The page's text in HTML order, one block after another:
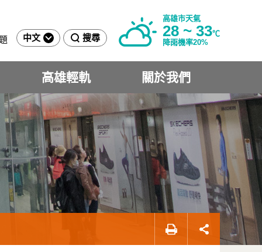
中文 搜尋
高雄市天氣
28 ~ 33℃
降雨機率20%
高雄輕軌 關於我們